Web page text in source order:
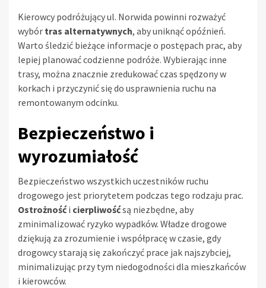
Kierowcy podróżujący ul. Norwida powinni rozważyć
wybór tras alternatywnych, aby uniknąć opóźnień.
Warto śledzić bieżące informacje o postępach prac, aby
lepiej planować codzienne podróże. Wybierając inne
trasy, można znacznie zredukować czas spędzony w
korkach i przyczynić się do usprawnienia ruchu na
remontowanym odcinku.
Bezpieczeństwo i
wyrozumiałość
Bezpieczeństwo wszystkich uczestników ruchu
drogowego jest priorytetem podczas tego rodzaju prac.
Ostrożnośći cierpliwośćsą niezbędne, aby
zminimalizować ryzyko wypadków. Władze drogowe
dziękują za zrozumienie i współpracę w czasie, gdy
drogowcy starają się zakończyć prace jak najszybciej,
minimalizując przy tym niedogodności dla mieszkańców
i kierowców.